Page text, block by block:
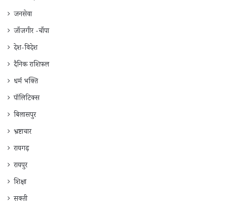
जनसेवा
जाँजगीर -चाँपा
देश-विदेश
दैनिक राशिफ़ल
धर्म भक्ति
पॉलिटिक्स
बिलासपुर
भ्रष्टाचार
रायगढ़
रायपुर
शिक्षा
सक्ती